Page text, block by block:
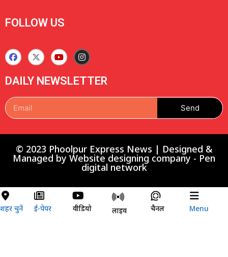
FOLLOW US
DAILY NEWSLETTER
Send
© 2023 Phoolpur Express News | Designed &
Managed by Website designing company - Pen
digital network
शहर चुनें ई-पेपर वीडियो लाइव चैनल Menu